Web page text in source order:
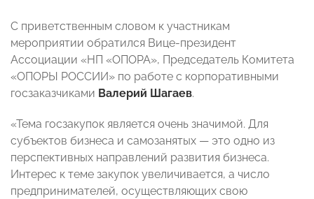
С приветственным словом к участникам
мероприятии обратился Вице-президент
Ассоциации «НП «ОПОРА», Председатель Комитета
«ОПОРЫ РОССИИ» по работе с корпоративными
госзаказчиками Валерий Шагаев.
«Тема госзакупок является очень значимой. Для
субъектов бизнеса и самозанятых — это одно из
перспективных направлений развития бизнеса.
Интерес к теме закупок увеличивается, а число
предпринимателей, осуществляющих свою